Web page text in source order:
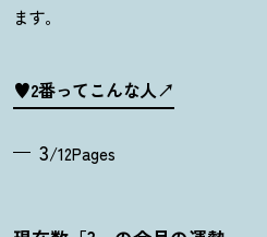
ます。
♥2番ってこんな人
3/12Pages